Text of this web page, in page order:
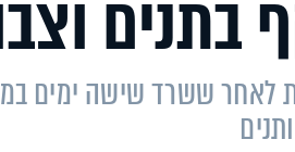
לאחר ששרד שישה ימים